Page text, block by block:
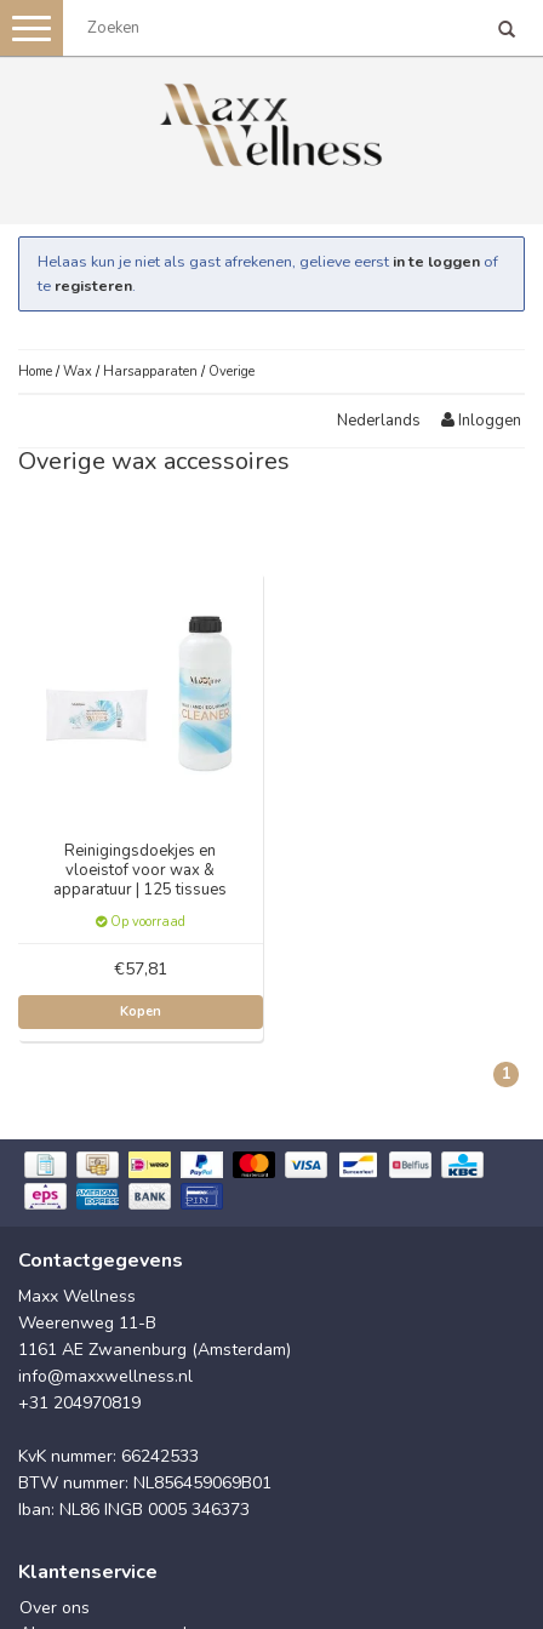
Toggle
navigation
Helaas kun je niet als gast afrekenen, gelieve eerst in te loggen of
te registeren.
Home /Wax / Harsapparaten / Overige
Nederlands Inloggen
Overige wax accessoires
Reinigingsdoekjes en
vloeistof voor wax &
apparatuur | 125 tissues
Op voorraad
€57,81
Kopen
1
Contactgegevens
Maxx Wellness
Weerenweg 11-B
1161 AE Zwanenburg (Amsterdam)
info@maxxwellness.nl
+31 204970819
KvK nummer: 66242533
BTW nummer: NL856459069B01
Iban: NL86 INGB 0005 346373
Klantenservice
Over ons